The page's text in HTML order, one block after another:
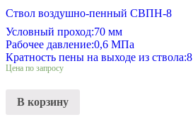
Ствол воздушно-пенный СВПН-8
Условный проход:70 мм
Рабочее давление:0,6 МПа
Кратность пены на выходе из ствола:8
Цена по запросу
В корзину